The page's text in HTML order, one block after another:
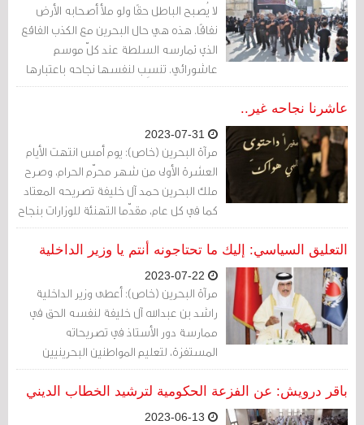
لا يُصبح الباطل حقًا ولو ملأ أصحابه الأرض
نفاقًا. هذه هي حال البحرين مع الكذب الفاقع
الذي تمارسه السلطة عند كلّ موسم
عاشورائي. تنسِب لنفسها نجاحه باعتبارها
المُفضِلة على أهل العزاء، ومن تابع احتضان
الأحزان يتلمّس سرّ تميّز أصغر بلد خليجي
وعربي من بين جميع الدول المُسلمة في
خريطة الإحياء الحسيني.
عاشرنا نجاحه غير..
مرآة البحرين (خاص): يوم أمس انتهت الأيام
العشرة الأولى من شهر محرّم الحرام، وصرح
ملك البحرين حمد آل خليفة تصريحه المعتاد
كما في كل عام، مقدّما التهنئة للوزارات بنجاح
الموسم العاشورائي.
التعليق السياسي: إليك ما تحتاجونه أنتم يا وزير الداخلية
مرآة البحرين (خاص): أعطى وزير الداخلية
راشد بن عبدالله آل خليفة لنفسه الحق في
ممارسة دور الأستاذ في تصريحاته
المستفزة، لتعليم المواطنين البحرينيين
الشيعة ما يحتاجونه في إحيائهم لشعائر
عاشوراء الإمام الحسين عليه السلام.
باقر درويش: عن الفزعة الحكومية لترشيد الخطاب الديني